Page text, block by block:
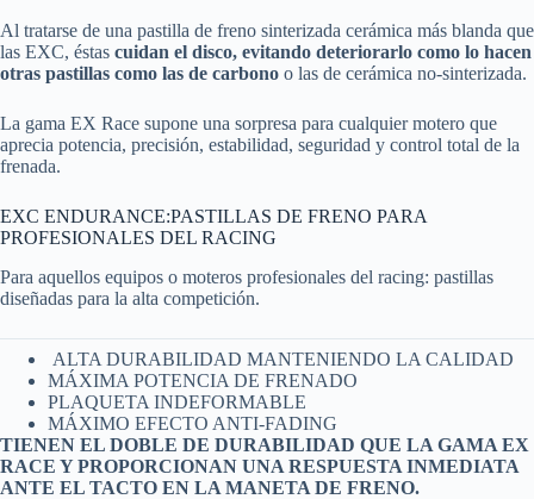
Al tratarse de una pastilla de freno sinterizada cerámica más blanda que
las EXC, éstas cuidan el disco, evitando deteriorarlo como lo hacen
otras pastillas como las de carbono o las de cerámica no-sinterizada.
La gama EX Race supone una sorpresa para cualquier motero que
aprecia potencia, precisión, estabilidad, seguridad y control total de la
frenada.
EXC ENDURANCE:PASTILLAS DE FRENO PARA
PROFESIONALES DEL RACING
Para aquellos equipos o moteros profesionales del racing: pastillas
diseñadas para la alta competición.
ALTA DURABILIDAD MANTENIENDO LA CALIDAD
MÁXIMA POTENCIA DE FRENADO
PLAQUETA INDEFORMABLE
MÁXIMO EFECTO ANTI-FADING
TIENEN EL DOBLE DE DURABILIDAD QUE LA GAMA EX
RACE Y PROPORCIONAN UNA RESPUESTA INMEDIATA
ANTE EL TACTO EN LA MANETA DE FRENO.